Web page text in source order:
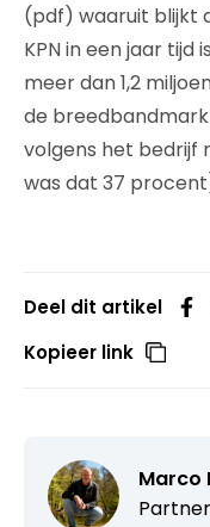
(pdf) waaruit blijkt
KPN in een jaar tijd
meer dan 1,2
de
volgens het bedrijf
was dat 37
Deel dit artikel
Kopieer link
Marco